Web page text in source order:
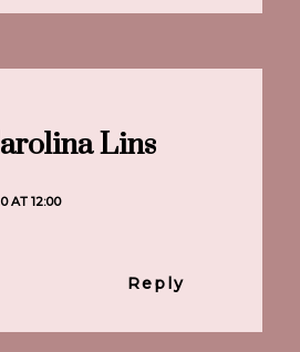
Lins
AT 12:00
Reply